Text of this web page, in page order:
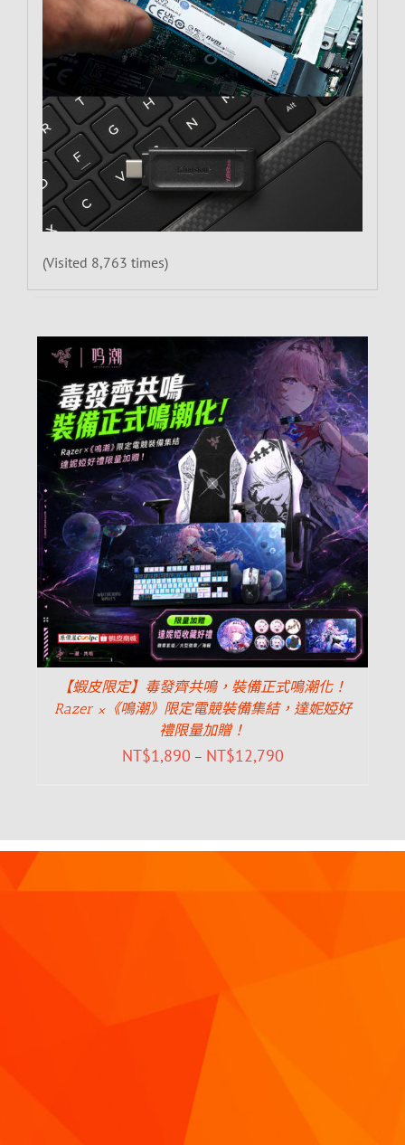
(Visited 8,763 times)
【蝦皮限定】毒發齊共鳴，裝備正式鳴潮化！
Razer ×《鳴潮》限定電競裝備集結，達妮婭好
禮限量加贈！
NT$1,890 – NT$12,790